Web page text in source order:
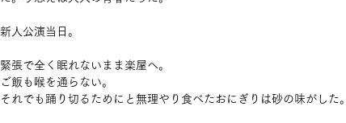
新人公演当日。
緊張で全く眠れないまま楽屋へ。
ご飯も喉を通らない。
それでも踊り切るためにと無理やり食べたおにぎりは砂の味がした。